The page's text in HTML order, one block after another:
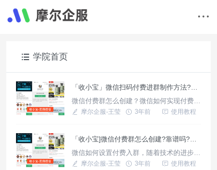
学院首页
微信付费群怎么创建？微信如何实现付费加
群？怎么设置付费进群二维码？如何制作一
微信付费群搭建教程（带源码）微信收费群
怎么创建设置？表情包付费取图群怎么建立
制作？微信扫码付费后跳转到指定页面怎么
摩尔企服-王莹 3年前 使用教程
微信如何设置付费入群，随着技术的进步，
「收小宝」也开发了新款的微信付费入群功
摩尔企服-王莹 3年前 使用教程